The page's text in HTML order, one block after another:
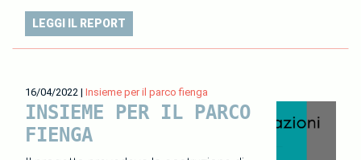
LEGGI IL REPORT
16/04/2022 | Insieme per il parco fienga
INSIEME PER IL PARCO
FIENGA